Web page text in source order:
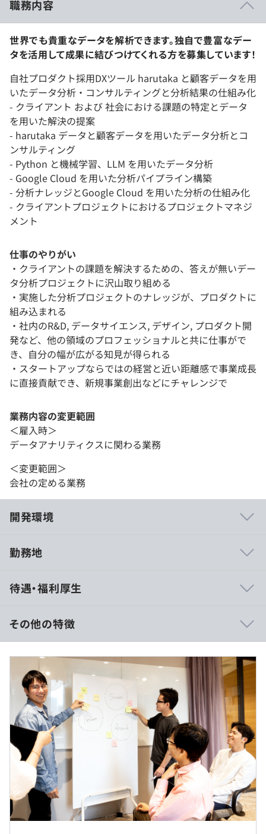
職務内容
世界でも貴重なデータを解析できます。独自で豊富なデー
タを活用して成果に結びつけてくれる方を募集しています！
自社プロダクト採用DXツール harutaka と顧客データを用
いたデータ分析・コンサルティングと分析結果の仕組み化
- クライアント および 社会における課題の特定とデータ
を用いた解決の提案
- harutaka データと顧客データを用いたデータ分析とコ
ンサルティング
- Python と機械学習、LLM を用いたデータ分析
- Google Cloud を用いた分析パイプライン構築
- 分析ナレッジとGoogle Cloud を用いた分析の仕組み化
- クライアントプロジェクトにおけるプロジェクトマネジ
メント
仕事のやりがい
・クライアントの課題を解決するための、答えが無いデー
タ分析プロジェクトに沢山取り組める
・実施した分析プロジェクトのナレッジが、プロダクトに
組み込まれる
・社内のR&D, データサイエンス, デザイン, プロダクト開
発など、他の領域のプロフェッショナルと共に仕事がで
き、自分の幅が広がる知見が得られる
・スタートアップならではの経営と近い距離感で事業成長
に直接貢献でき、新規事業創出などにチャレンジで
業務内容の変更範囲
＜雇入時＞
データアナリティクスに関わる業務
＜変更範囲＞
会社の定める業務
開発環境
・書籍、社外勉強会・カンファレンス参加費用の補助制度
標準機は以下のスペックですが、アサインさせていただく
業務によってカスタマイズ機にアップグレード可能です。
業務において、不便なく処理を回せるスペックのマシンを
ご用意いたします。
標準機：MacBookPro
CPU M1以上、メモリ16GB以上、SSD 512GB 以上
＋業務に応じて、カスタマイズをいたします
所属チーム（データアナリティクスチーム）は、3つの役
勤務地
待遇・福利厚生
（※想定年収は年収提示額を保証するものではありません）
■フルフレックスタイム導入（コアタイムなし）
■リモート勤務可
■サテライトオフィス勤務可
■フリーアドレス
休憩時間：時間帯の定めはなし（60分を業務の間で取得
いただきます）
平均残業時間：平均15時間／月
その他の特徴